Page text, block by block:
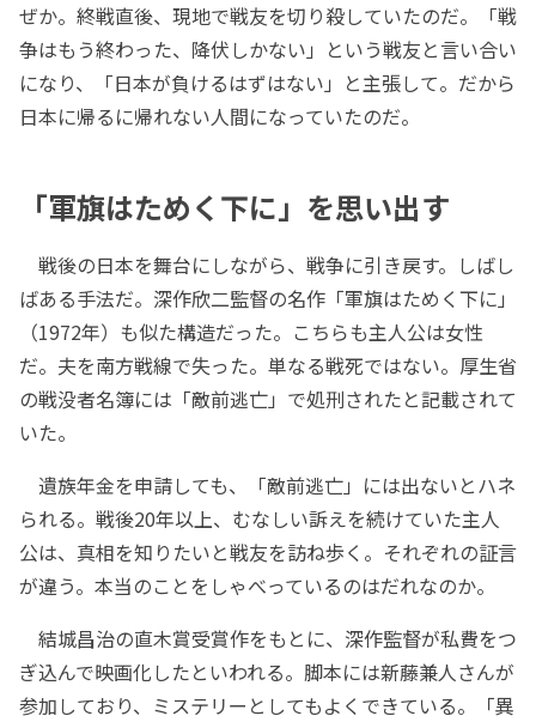
ぜか。終戦直後、現地で戦友を切り殺していたのだ。「戦
争はもう終わった、降伏しかない」という戦友と言い合い
になり、「日本が負けるはずはない」と主張して。だから
日本に帰るに帰れない人間になっていたのだ。
「軍旗はためく下に」を思い出す
戦後の日本を舞台にしながら、戦争に引き戻す。しばし
ばある手法だ。深作欣二監督の名作「軍旗はためく下に」
（1972年）も似た構造だった。こちらも主人公は女性
だ。夫を南方戦線で失った。単なる戦死ではない。厚生省
の戦没者名簿には「敵前逃亡」で処刑されたと記載されて
いた。
遺族年金を申請しても、「敵前逃亡」には出ないとハネ
られる。戦後20年以上、むなしい訴えを続けていた主人
公は、真相を知りたいと戦友を訪ね歩く。それぞれの証言
が違う。本当のことをしゃべっているのはだれなのか。
結城昌治の直木賞受賞作をもとに、深作監督が私費をつ
ぎ込んで映画化したといわれる。脚本には新藤兼人さんが
参加しており、ミステリーとしてもよくできている。「異